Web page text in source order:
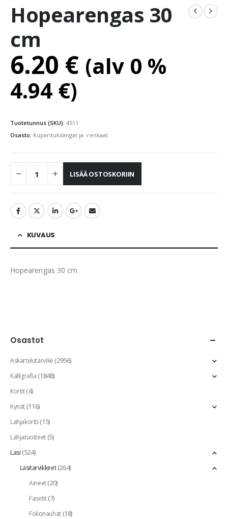
Hopearengas 30
cm
6.20 € (alv 0 %
4.94 €)
Tuotetunnus (SKU): 4511
Osasto: Kuparitukilangat ja -renkaat
LISÄÄ OSTOSKORIIN
KUVAUS
Hopearengas 30 cm
Osastot
Askartelutarvike(2956)
Kalligrafia(1848)
Kortit(4)
Kynät(116)
Lahjakortti(15)
Lahjatuotteet(5)
Lasi(524)
Lasitarvikkeet(264)
Aineet(20)
Fasetit(7)
Folionauhat(18)